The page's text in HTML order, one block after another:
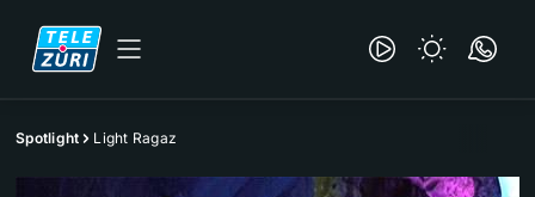
Spotlight Light Ragaz